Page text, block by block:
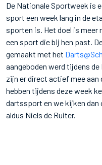
De Nationale Sportweek is
sport een week lang in de
sporten is. Het doel is meer
een sport die bij hen past.
gemaakt met het
aangeboden werd tijdens
zijn er direct actief mee aan
hebben tijdens deze week
dartssport en we kijken dan
aldus Niels de Ruiter.